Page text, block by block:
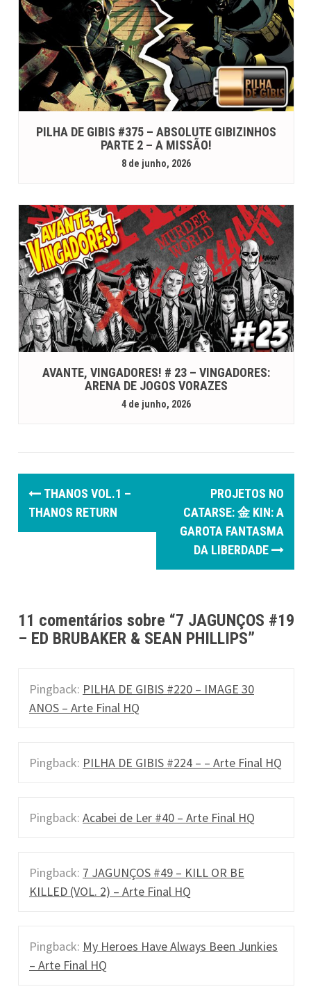
PILHA DE GIBIS #375 – ABSOLUTE GIBIZINHOS
PARTE 2 – A MISSÃO!
8 de junho, 2026
AVANTE, VINGADORES! # 23 – VINGADORES:
ARENA DE JOGOS VORAZES
4 de junho, 2026
P
s
a
v
g
THANOS VOL.1 –
THANOS RETURN
PROJETOS NO
CATARSE: 金 KIN: A
GAROTA FANTASMA
DA LIBERDADE
11 comentários sobre “7 JAGUNÇOS #19
– ED BRUBAKER & SEAN PHILLIPS”
Pingback: PILHA DE GIBIS #220 – IMAGE 30
ANOS – Arte Final HQ
Pingback: PILHA DE GIBIS #224 – – Arte Final HQ
Pingback: Acabei de Ler #40 – Arte Final HQ
Pingback: 7 JAGUNÇOS #49 – KILL OR BE
KILLED (VOL. 2) – Arte Final HQ
Pingback: My Heroes Have Always Been Junkies
– Arte Final HQ